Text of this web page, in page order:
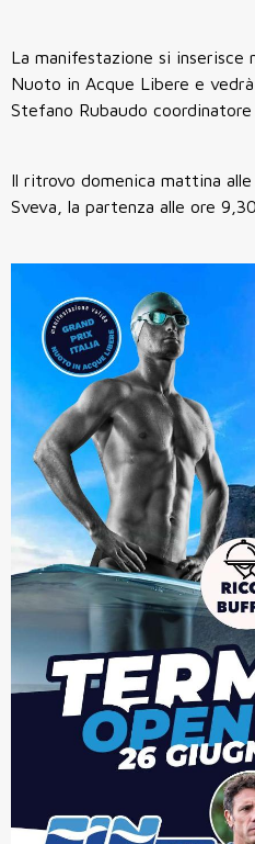
La manifestazione si inserisce
Nuoto in Acque Libere e
Stefano Rubaudo
Il ritrovo domenica mattina
Sveva, la partenza alle ore 9,30.